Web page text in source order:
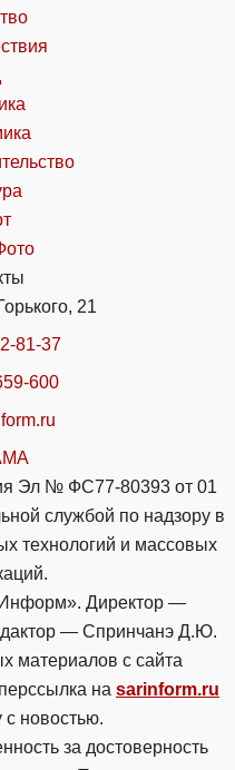
21
81-37
600
Эл № ФС77-80393 от 01
службой по надзору в
технологий и массовых
Директор —
— Спринчанэ Д.Ю.
материалов с сайта
на sarinform.ru
с новостью.
за достоверность